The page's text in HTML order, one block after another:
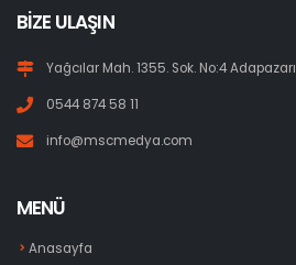
BIZE ULAŞIN
Yağcılar Mah. 1355. Sok. No:4
0544 874 58 11
info@mscmedya.com
MENÜ
Anasayfa